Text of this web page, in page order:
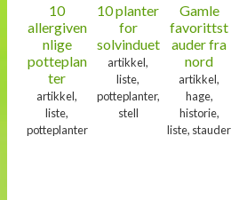
10
allergiven
nlige
potteplan
ter
artikkel,
liste,
potteplanter
10 planter
for
solvinduet
artikkel,
liste,
potteplanter,
stell
Gamle
favorittst
auder fra
nord
artikkel,
hage,
historie,
liste, stauder